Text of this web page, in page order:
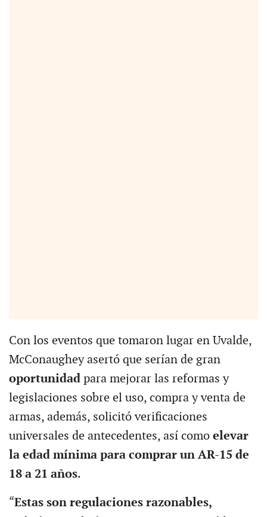
Con los eventos que tomaron lugar en Uvalde,
McConaughey asertó que serían de gran
oportunidad para mejorar las reformas y
legislaciones sobre el uso, compra y venta de
armas, además, solicitó verificaciones
universales de antecedentes, así comoelevar
la edad mínima para comprar un AR-15 de
18 a 21 años.
“Estas son regulaciones razonables,